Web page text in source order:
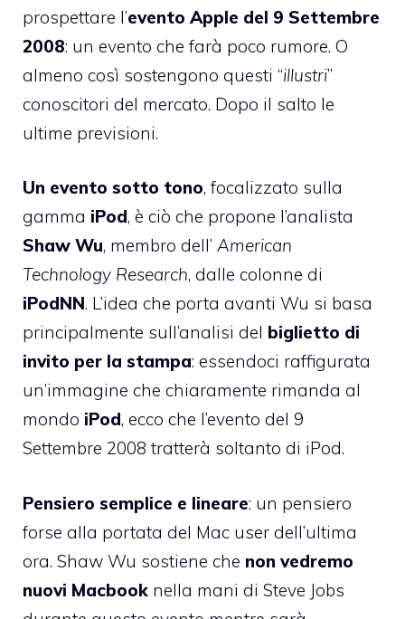
prospettare l’evento Apple del 9 Settembre
2008: un evento che farà poco rumore. O
almeno così sostengono questi “illustri”
conoscitori del mercato. Dopo il salto le
ultime previsioni.
Un evento sotto tono, focalizzato sulla
gamma iPod, è ciò che propone l’analista
Shaw Wu, membro dell’ American
Technology Research, dalle colonne di
iPodNN. L’idea che porta avanti Wu si basa
principalmente sull’analisi del biglietto di
invito per la stampa: essendoci raffigurata
un’immagine che chiaramente rimanda al
mondo iPod, ecco che l’evento del 9
Settembre 2008 tratterà soltanto di iPod.
Pensiero semplice e lineare: un pensiero
forse alla portata del Mac user dell’ultima
ora. Shaw Wu sostiene che non vedremo
nuovi Macbook nella mani di Steve Jobs